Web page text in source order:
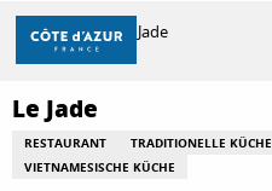
Aller
contenu
principal
ENTDECKEN
Startseite Le Jade
Le Jade
RESTAURANT TRADITIONELLE KÜCHE
VIETNAMESISCHE KÜCHE